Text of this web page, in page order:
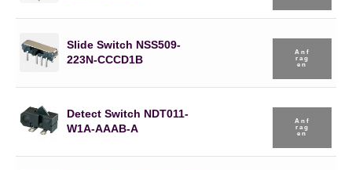
Slide Switch NSS509-
223N-CCCD1B
Anf
Rag
En
Detect Switch NDT011-
W1A-AAAB-A
Anf
Rag
En